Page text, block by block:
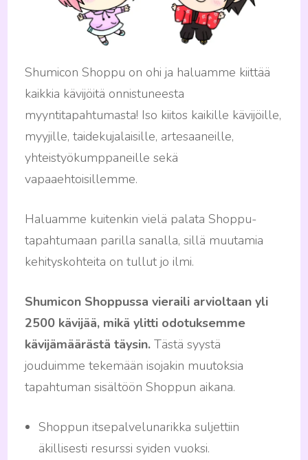
Shumicon Shoppu on ohi ja haluamme kiittää
kaikkia kävijöitä onnistuneesta
myyntitapahtumasta! Iso kiitos kaikille kävijöille,
myyjille, taidekujalaisille, artesaaneille,
yhteistyökumppaneille sekä
vapaaehtoisillemme.
Haluamme kuitenkin vielä palata Shoppu-
tapahtumaan parilla sanalla, sillä muutamia
kehityskohteita on tullut jo ilmi.
Shumicon Shoppussa vieraili arvioltaan yli
2500 kävijää, mikä ylitti odotuksemme
kävijämäärästä täysin.Tästä syystä
jouduimme tekemään isojakin muutoksia
tapahtuman sisältöön Shoppun aikana.
Shoppun itsepalvelunarikka suljettiin
äkillisesti resurssi syiden vuoksi.